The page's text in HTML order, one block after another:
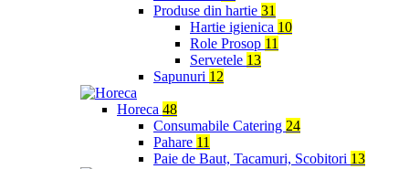
Produse din hartie 31
Hartie igienica 10
Role Prosop 11
Servetele 13
Sapunuri 12
Horeca 48
Consumabile Catering 24
Pahare 11
Paie de Baut, Tacamuri, Scobitori 13